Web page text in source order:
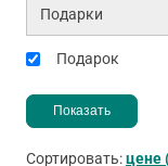
Подарки
Подарок
Сортировать:цене